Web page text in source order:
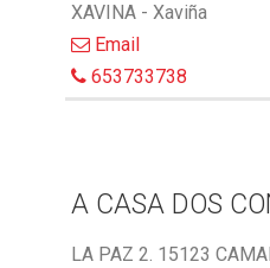
XAVINA - Xaviña
Email
653733738
A CASA DOS
LA PAZ 2. 15123